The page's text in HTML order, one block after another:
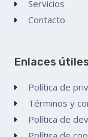
Servicios
Contacto
Enlaces útiles
Política de
Términos y
Política de